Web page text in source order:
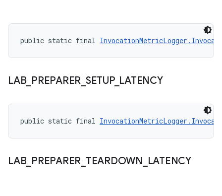
public static final
LAB_ PREPARER SETUP_ LATENCY
public static final
LAB_ PREPARER TEARDOWN LATENCY